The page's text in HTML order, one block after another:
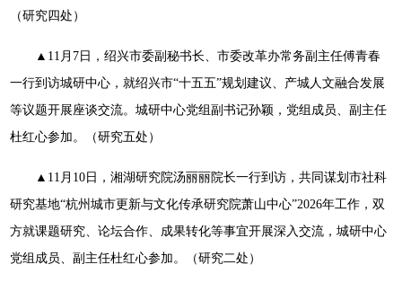
（研究四处）
▲11月7日，绍兴市委副秘书长、市委改革办常务副主任傅青春
一行到访城研中心，就绍兴市“十五五”规划建议、产城人文融合发展
等议题开展座谈交流。城研中心党组副书记孙颖，党组成员、副主任
杜红心参加。（研究五处）
▲11月10日，湘湖研究院汤丽丽院长一行到访，共同谋划市社科
研究基地“杭州城市更新与文化传承研究院萧山中心”2026年工作，双
方就课题研究、论坛合作、成果转化等事宜开展深入交流，城研中心
党组成员、副主任杜红心参加。（研究二处）